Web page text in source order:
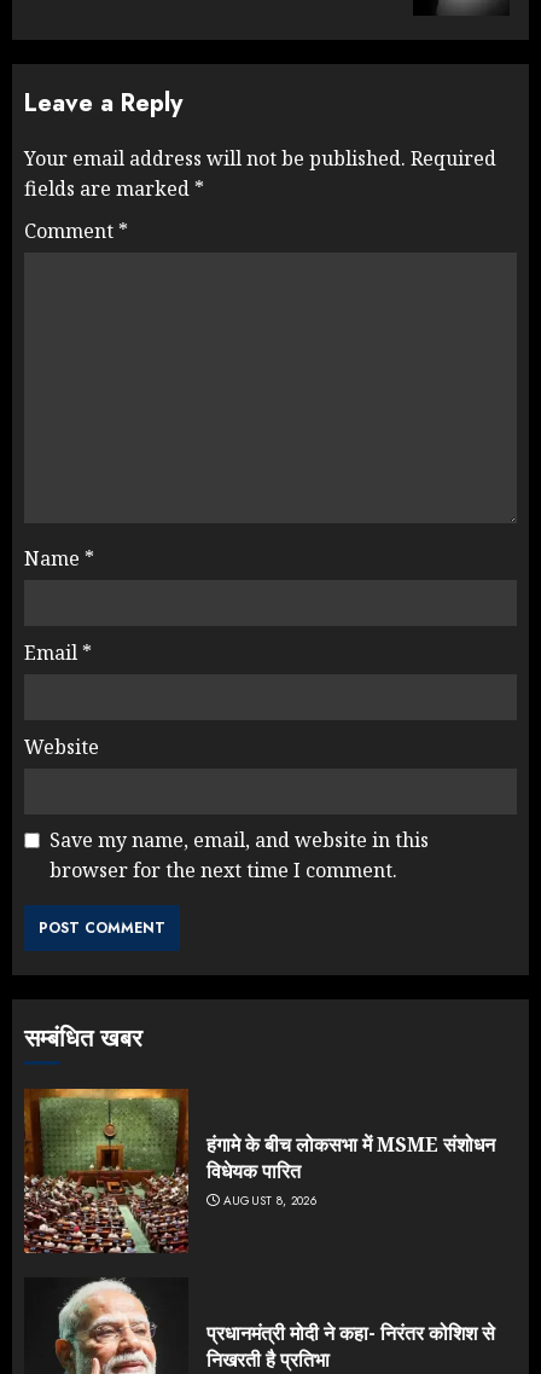
Leave a Reply
Your email address will not be published. Required
fields are marked *
Comment *
Name *
Email *
Website
Save my name, email, and website in this
browser for the next time I comment.
सम्बंधित खबर
हंगामे के बीच लोकसभा में MSME संशोधन
विधेयक पारित
AUGUST 8, 2026
प्रधानमंत्री मोदी ने कहा- निरंतर कोशिश से
निखरती है प्रतिभा